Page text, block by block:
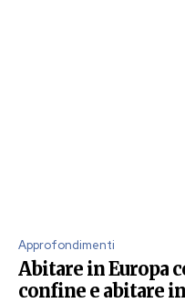
Approfondimenti
Abitare in Europa
confine e abitare